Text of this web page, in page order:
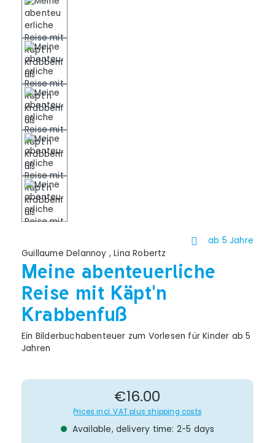
ab 5 Jahre
Guillaume Delannoy ,Lina Robertz
Meine abenteuerliche
Reise mit Käpt'n
Krabbenfuß
Ein Bilderbuchabenteuer zum Vorlesen für Kinder ab 5
Jahren
Regular price:
€16.00
Prices incl. VAT plus shipping costs
Available, delivery time: 2-5 days